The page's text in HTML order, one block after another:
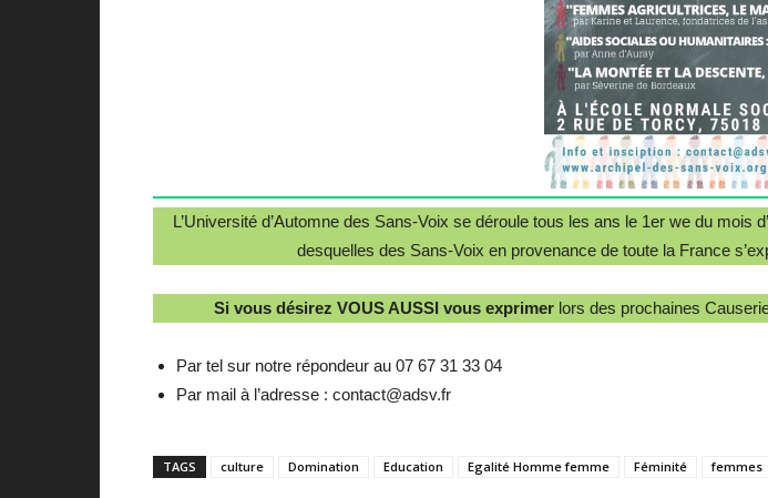
L’Université d’Automne des Sans-Voix se déroule tous les ans le 1er we du
desquelles des Sans-Voix en provenance de toute la France
Si vous désirez VOUS AUSSI vous exprimer lors des prochaines
Par tel sur notre répondeur au 07 67 31 33 04
Par mail à l’adresse : contact@adsv.fr
TAGS culture Domination Education Egalité Homme femme Féminité femmes